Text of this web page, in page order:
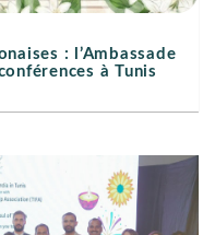
: l’Ambassade
à Tunis